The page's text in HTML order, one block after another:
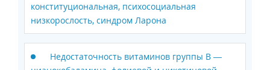
конституциональная, психосоциальная
низкорослость, синдром Ларона
Недостаточность витаминов группы В —